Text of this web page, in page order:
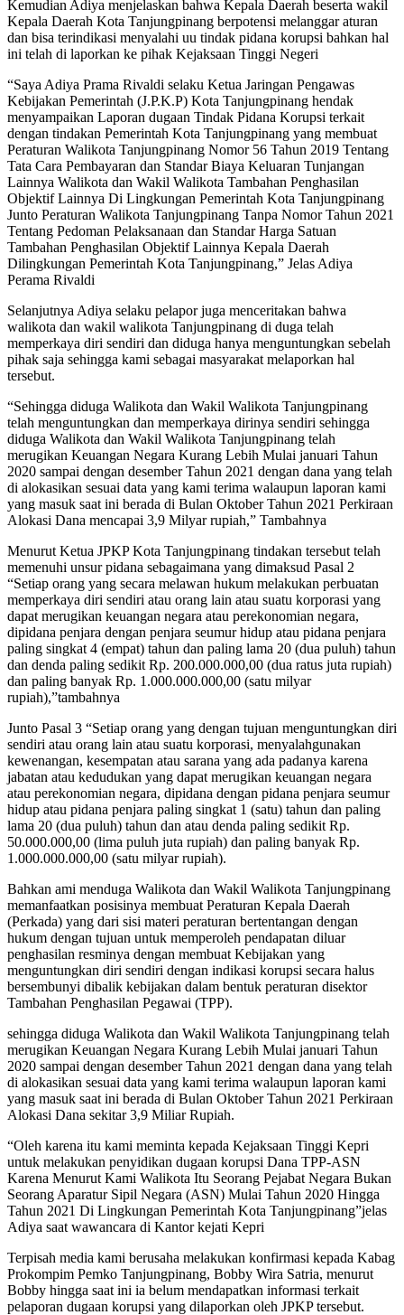
Kemudian Adiya menjelaskan bahwa Kepala Daerah beserta wakil
Kepala Daerah Kota Tanjungpinang berpotensi melanggar aturan
dan bisa terindikasi menyalahi uu tindak pidana korupsi bahkan hal
ini telah di laporkan ke pihak Kejaksaan Tinggi Negeri
“Saya Adiya Prama Rivaldi selaku Ketua Jaringan Pengawas
Kebijakan Pemerintah (J.P.K.P) Kota Tanjungpinang hendak
menyampaikan Laporan dugaan Tindak Pidana Korupsi terkait
dengan tindakan Pemerintah Kota Tanjungpinang yang membuat
Peraturan Walikota Tanjungpinang Nomor 56 Tahun 2019 Tentang
Tata Cara Pembayaran dan Standar Biaya Keluaran Tunjangan
Lainnya Walikota dan Wakil Walikota Tambahan Penghasilan
Objektif Lainnya Di Lingkungan Pemerintah Kota Tanjungpinang
Junto Peraturan Walikota Tanjungpinang Tanpa Nomor Tahun 2021
Tentang Pedoman Pelaksanaan dan Standar Harga Satuan
Tambahan Penghasilan Objektif Lainnya Kepala Daerah
Dilingkungan Pemerintah Kota Tanjungpinang,” Jelas Adiya
Perama Rivaldi
Selanjutnya Adiya selaku pelapor juga menceritakan bahwa
walikota dan wakil walikota Tanjungpinang di duga telah
memperkaya diri sendiri dan diduga hanya menguntungkan sebelah
pihak saja sehingga kami sebagai masyarakat melaporkan hal
tersebut.
“Sehingga diduga Walikota dan Wakil Walikota Tanjungpinang
telah menguntungkan dan memperkaya dirinya sendiri sehingga
diduga Walikota dan Wakil Walikota Tanjungpinang telah
merugikan Keuangan Negara Kurang Lebih Mulai januari Tahun
2020 sampai dengan desember Tahun 2021 dengan dana yang telah
di alokasikan sesuai data yang kami terima walaupun laporan kami
yang masuk saat ini berada di Bulan Oktober Tahun 2021 Perkiraan
Alokasi Dana mencapai 3,9 Milyar rupiah,” Tambahnya
Menurut Ketua JPKP Kota Tanjungpinang tindakan tersebut telah
memenuhi unsur pidana sebagaimana yang dimaksud Pasal 2
“Setiap orang yang secara melawan hukum melakukan perbuatan
memperkaya diri sendiri atau orang lain atau suatu korporasi yang
dapat merugikan keuangan negara atau perekonomian negara,
dipidana penjara dengan penjara seumur hidup atau pidana penjara
paling singkat 4 (empat) tahun dan paling lama 20 (dua puluh) tahun
dan denda paling sedikit Rp. 200.000.000,00 (dua ratus juta rupiah)
dan paling banyak Rp. 1.000.000.000,00 (satu milyar
rupiah),”tambahnya
Junto Pasal 3 “Setiap orang yang dengan tujuan menguntungkan diri
sendiri atau orang lain atau suatu korporasi, menyalahgunakan
kewenangan, kesempatan atau sarana yang ada padanya karena
jabatan atau kedudukan yang dapat merugikan keuangan negara
atau perekonomian negara, dipidana dengan pidana penjara seumur
hidup atau pidana penjara paling singkat 1 (satu) tahun dan paling
lama 20 (dua puluh) tahun dan atau denda paling sedikit Rp.
50.000.000,00 (lima puluh juta rupiah) dan paling banyak Rp.
1.000.000.000,00 (satu milyar rupiah).
Bahkan ami menduga Walikota dan Wakil Walikota Tanjungpinang
memanfaatkan posisinya membuat Peraturan Kepala Daerah
(Perkada) yang dari sisi materi peraturan bertentangan dengan
hukum dengan tujuan untuk memperoleh pendapatan diluar
penghasilan resminya dengan membuat Kebijakan yang
menguntungkan diri sendiri dengan indikasi korupsi secara halus
bersembunyi dibalik kebijakan dalam bentuk peraturan disektor
Tambahan Penghasilan Pegawai (TPP).
sehingga diduga Walikota dan Wakil Walikota Tanjungpinang telah
merugikan Keuangan Negara Kurang Lebih Mulai januari Tahun
2020 sampai dengan desember Tahun 2021 dengan dana yang telah
di alokasikan sesuai data yang kami terima walaupun laporan kami
yang masuk saat ini berada di Bulan Oktober Tahun 2021 Perkiraan
Alokasi Dana sekitar 3,9 Miliar Rupiah.
“Oleh karena itu kami meminta kepada Kejaksaan Tinggi Kepri
untuk melakukan penyidikan dugaan korupsi Dana TPP-ASN
Karena Menurut Kami Walikota Itu Seorang Pejabat Negara Bukan
Seorang Aparatur Sipil Negara (ASN) Mulai Tahun 2020 Hingga
Tahun 2021 Di Lingkungan Pemerintah Kota Tanjungpinang”jelas
Adiya saat wawancara di Kantor kejati Kepri
Terpisah media kami berusaha melakukan konfirmasi kepada Kabag
Prokompim Pemko Tanjungpinang, Bobby Wira Satria, menurut
Bobby hingga saat ini ia belum mendapatkan informasi terkait
pelaporan dugaan korupsi yang dilaporkan oleh JPKP tersebut.